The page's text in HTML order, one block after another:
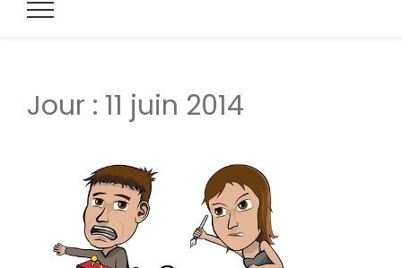
Jour : 11 juin 2014